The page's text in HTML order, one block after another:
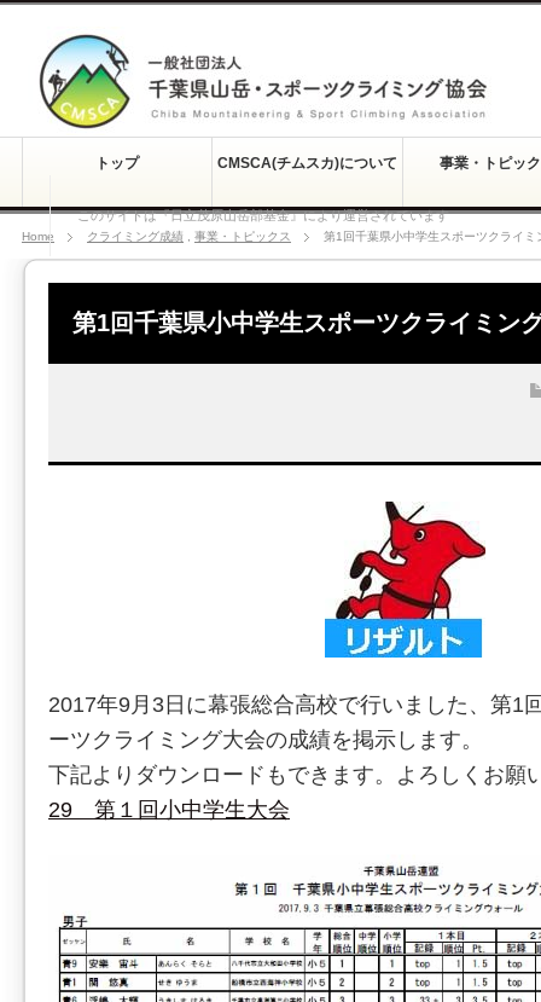
このサイトは『日立茂原山岳部基金』により運営されています
トップ CMSCA(チムスカ)について 事業・トピッ
Home クライミング成績 事業・トピックス 第1回千葉県小中学生スポーツクライミ
第1回千葉県小中学生スポーツクライミン
2017年9月3日に幕張総合高校で行いました、第1
ーツクライミング大会の成績を掲示します。
下記よりダウンロードもできます。よろしくお願
29 第１回小中学生大会